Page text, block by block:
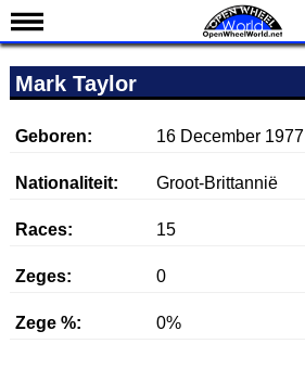
Nieuws
Kalender
Uitslagen
Teams
IndyCar 101
Indy 500
Mark Taylor
Geboren: 16 December 1977
Nationaliteit: Groot-Brittannië
Races: 15
Zeges: 0
Zege %: 0%